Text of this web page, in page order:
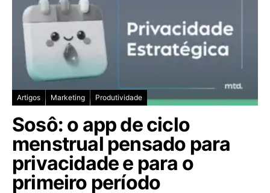
Artigos Marketing Produtividade
Sosô: o app de ciclo
menstrual pensado para
privacidade e para o
primeiro período